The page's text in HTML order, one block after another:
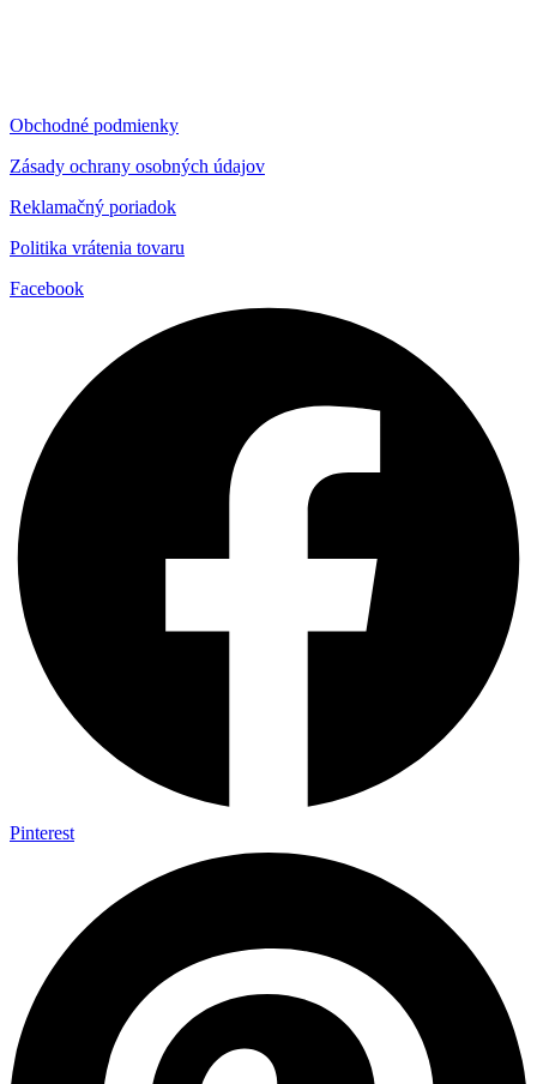
produktu.
Obchodné podmienky
Zásady ochrany osobných údajov
Reklamačný poriadok
Politika vrátenia tovaru
Facebook
Pinterest